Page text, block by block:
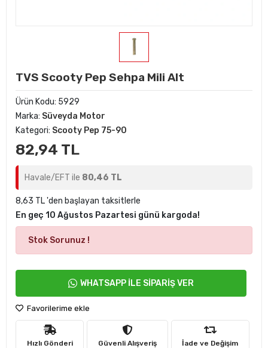
TVS Scooty Pep Sehpa Mili Alt
Ürün Kodu: 5929
Marka: Süveyda Motor
Kategori: Scooty Pep 75-90
82,94 TL
Havale/EFT ile 80,46 TL
8,63 TL 'den başlayan taksitlerle
En geç 10 Ağustos Pazartesi günü kargoda!
Stok Sorunuz !
WHATSAPP İLE SİPARİŞ VER
Favorilerime ekle
Hızlı Gönderi Güvenli Alışveriş İade ve Değişim